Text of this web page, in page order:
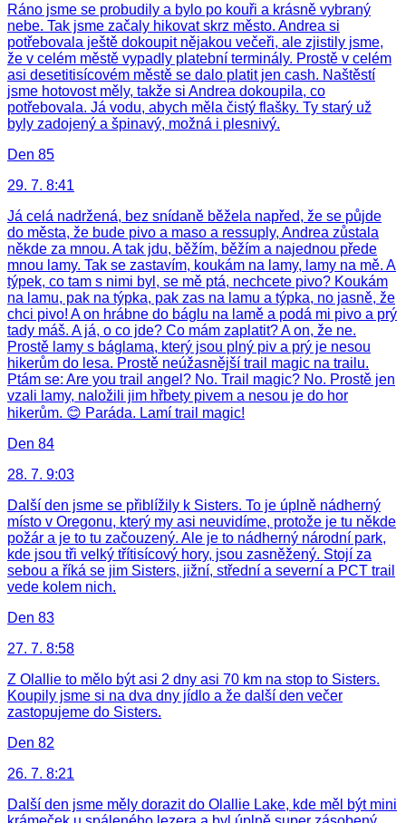
Ráno jsme se probudily a bylo po kouři a krásně vybraný
nebe. Tak jsme začaly hikovat skrz město. Andrea si
potřebovala ještě dokoupit nějakou večeři, ale zjistily jsme,
že v celém městě vypadly platební terminály. Prostě v celém
asi desetitisícovém městě se dalo platit jen cash. Naštěstí
jsme hotovost měly, takže si Andrea dokoupila, co
potřebovala. Já vodu, abych měla čistý flašky. Ty starý už
byly zadojený a špinavý, možná i plesnivý.
Den 85
29. 7. 8:41
Já celá nadržená, bez snídaně běžela napřed, že se půjde
do města, že bude pivo a maso a ressuply, Andrea zůstala
někde za mnou. A tak jdu, běžím, běžím a najednou přede
mnou lamy. Tak se zastavím, koukám na lamy, lamy na mě. A
týpek, co tam s nimi byl, se mě ptá, nechcete pivo? Koukám
na lamu, pak na týpka, pak zas na lamu a týpka, no jasně, že
chci pivo! A on hrábne do báglu na lamě a podá mi pivo a prý
tady máš. A já, o co jde? Co mám zaplatit? A on, že ne.
Prostě lamy s báglama, který jsou plný piv a prý je nesou
hikerům do lesa. Prostě neúžasnější trail magic na trailu.
Ptám se: Are you trail angel? No. Trail magic? No. Prostě jen
vzali lamy, naložili jim hřbety pivem a nesou je do hor
hikerům. 😊 Paráda. Lamí trail magic!
Den 84
28. 7. 9:03
Další den jsme se přiblížily k Sisters. To je úplně nádherný
místo v Oregonu, který my asi neuvidíme, protože je tu někde
požár a je to tu začouzený. Ale je to nádherný národní park,
kde jsou tři velký třítisícový hory, jsou zasněžený. Stojí za
sebou a říká se jim Sisters, jižní, střední a severní a PCT trail
vede kolem nich.
Den 83
27. 7. 8:58
Z Olallie to mělo být asi 2 dny asi 70 km na stop to Sisters.
Koupily jsme si na dva dny jídlo a že další den večer
zastopujeme do Sisters.
Den 82
26. 7. 8:21
Další den jsme měly dorazit do Olallie Lake, kde měl být mini